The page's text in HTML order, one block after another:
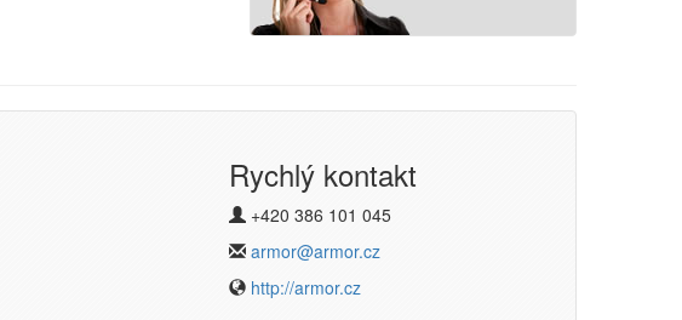
Rychlý kontakt
+420 386 101 045
armor@armor.cz
http://armor.cz